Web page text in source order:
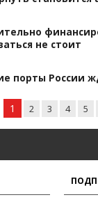
не стоит
порты России
1 2 3 4 5